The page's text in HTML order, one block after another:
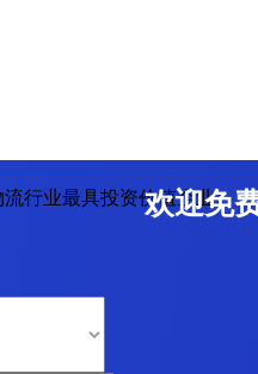
行业最具投资价值企业》
欢迎免